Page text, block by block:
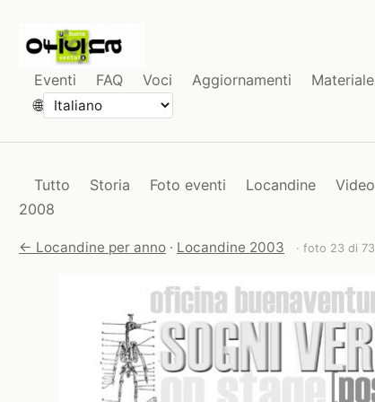
Eventi FAQ Voci Aggiornamenti Materiale
🌐
Tutto Storia Foto eventi Locandine Video
2008
← Locandine per anno · Locandine 2003 · foto 23 di 73